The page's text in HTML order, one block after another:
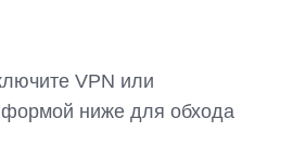
VPN или
формой ниже для обхода